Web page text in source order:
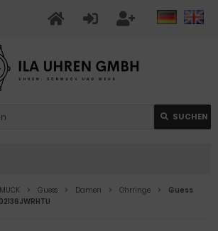
SUCHEN
Guess Damen Ohrringe
Guess